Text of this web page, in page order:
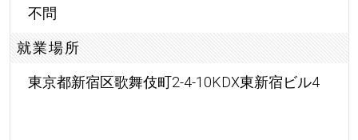
不問
就業場所
東京都新宿区歌舞伎町2-4-10KDX東新宿ビル4